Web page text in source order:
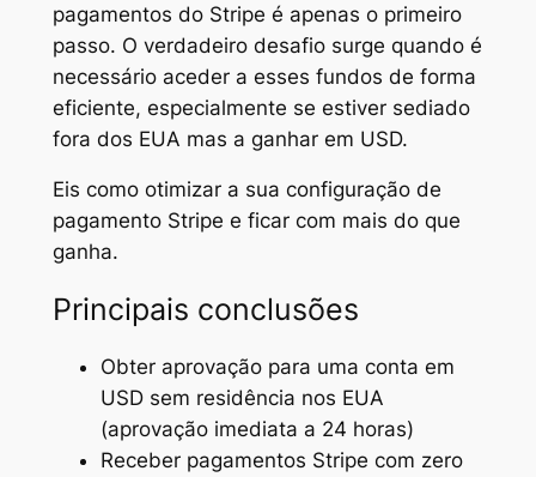
pagamentos do Stripe é apenas o primeiro
passo. O verdadeiro desafio surge quando é
necessário aceder a esses fundos de forma
eficiente, especialmente se estiver sediado
fora dos EUA mas a ganhar em USD.
Eis como otimizar a sua configuração de
pagamento Stripe e ficar com mais do que
ganha.
Principais conclusões
Obter aprovação para uma conta em
USD sem residência nos EUA
(aprovação imediata a 24 horas)
Receber pagamentos Stripe com zero